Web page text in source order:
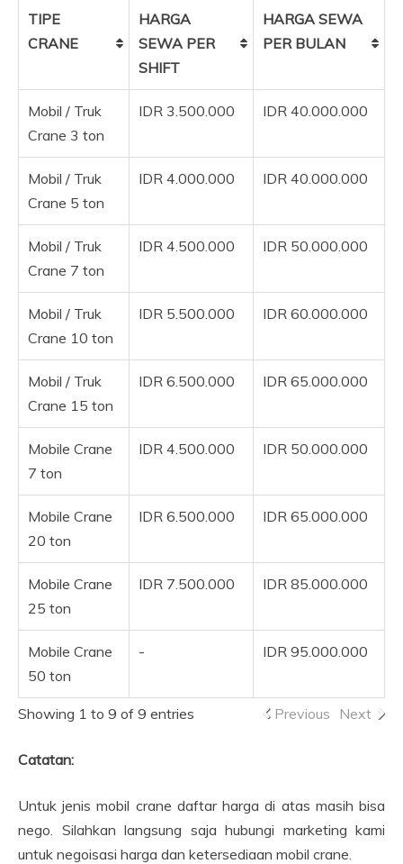
TIPE
CRANE
HARGA
SEWA PER
SHIFT
HARGA SEWA
PER BULAN
Mobil / Truk
Crane 3 ton
IDR 3.500.000 IDR 40.000.000
Mobil / Truk
Crane 5 ton
IDR 4.000.000 IDR 40.000.000
Mobil / Truk
Crane 7 ton
IDR 4.500.000 IDR 50.000.000
Mobil / Truk
Crane 10 ton
IDR 5.500.000 IDR 60.000.000
Mobil / Truk
Crane 15 ton
IDR 6.500.000 IDR 65.000.000
Mobile Crane
7 ton
IDR 4.500.000 IDR 50.000.000
Mobile Crane
20 ton
IDR 6.500.000 IDR 65.000.000
Mobile Crane
25 ton
IDR 7.500.000 IDR 85.000.000
Mobile Crane
50 ton
- IDR 95.000.000
Showing 1 to 9 of 9 entries Previous Next
Catatan:
Untuk jenis mobil crane daftar harga di atas masih bisa
nego. Silahkan langsung saja hubungi marketing kami
untuk negoisasi harga dan ketersediaan mobil crane.